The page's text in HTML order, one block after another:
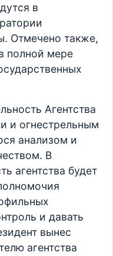
в
Отмечено также,
полной мере
Агентства
и огнестрельным
анализом и
В
агентства будет
и давать
вынес
агентства